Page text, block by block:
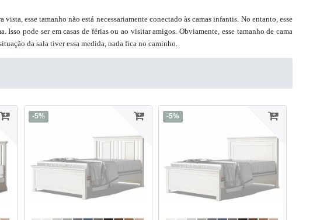
esse tamanho não está necessariamente conectado às camas infantis. No entanto, esse
pode ser em casas de férias ou ao visitar amigos. Obviamente, esse tamanho de cama
da sala tiver essa medida, nada fica no caminho.
-5% -5%